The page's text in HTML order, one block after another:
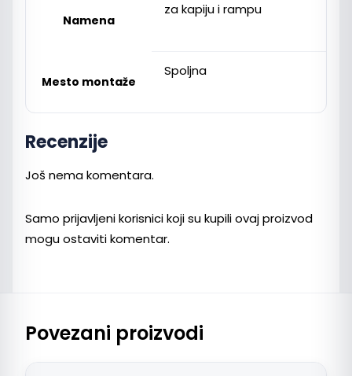
Namena
za kapiju i rampu
Mesto montaže
Spoljna
Recenzije
Još nema komentara.
Samo prijavljeni korisnici koji su kupili ovaj proizvod
mogu ostaviti komentar.
Povezani proizvodi